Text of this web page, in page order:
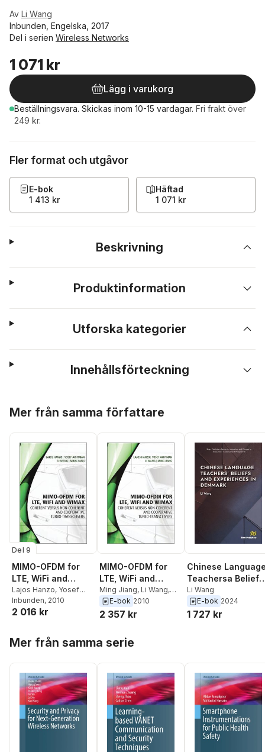
Av Li Wang
Inbunden, Engelska, 2017
Del i serien Wireless Networks
1 071 kr
Lägg i varukorg
Beställningsvara. Skickas inom 10-15 vardagar. Fri frakt över
249 kr.
Fler format och utgåvor
E-bok
1 413 kr
Häftad
1 071 kr
Beskrivning
Produktinformation
Utforska kategorier
Innehållsförteckning
Mer från samma författare
Del 9
MIMO-OFDM for
LTE, WiFi and
WiMAX
Lajos Hanzo, Yosef
Akhtman,Li Wang
Jiang
Inbunden, 2010
2 016 kr
MIMO-OFDM for
LTE, WiFi and
WiMAX
Ming Jiang, Li Wang,
Yosef Akhtman
Hanzo
E-bok 2010
2 357 kr
Chinese
Teachersa Beliefs
and Experiences
Denmark
Li Wang
E-bok 2024
1 727 kr
Mer från samma serie